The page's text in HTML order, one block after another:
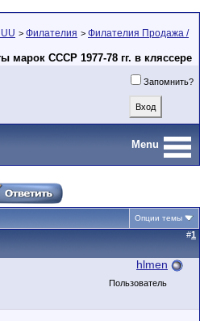
> Филателия > Филателия Продажа /
марок СССР 1977-78 гг. в кляссере
Запомнить?
Menu
Опции темы
#1
hlmen
Пользователь